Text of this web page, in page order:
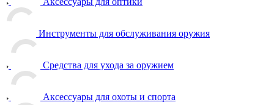
Инструменты для обслуживания оружия
Средства для ухода за оружием
Аксессуары для охоты и спорта